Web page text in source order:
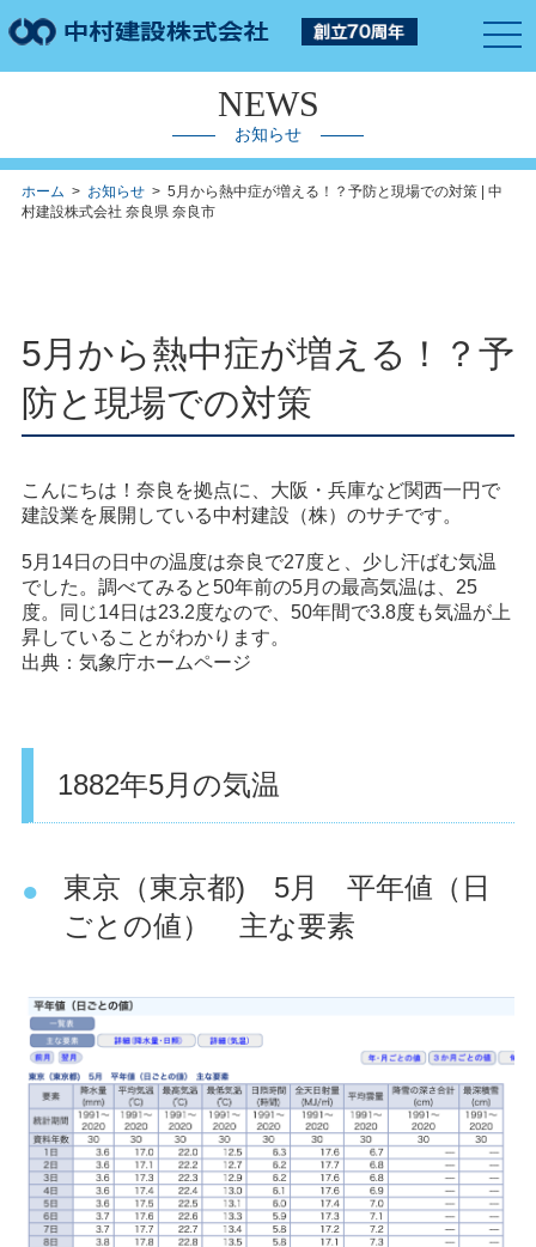
NEWS
お知らせ
ホーム > お知らせ> 5月から熱中症が増える！？予防と現場での対策 | 中
村建設株式会社 奈良県 奈良市
5月から熱中症が増える！？予
防と現場での対策
こんにちは！奈良を拠点に、大阪・兵庫など関西一円で
建設業を展開している中村建設（株）のサチです。
5月14日の日中の温度は奈良で27度と、少し汗ばむ気温
でした。調べてみると50年前の5月の最高気温は、25
度。同じ14日は23.2度なので、50年間で3.8度も気温が上
昇していることがわかります。
出典： 気象庁ホームページ
1882年5月の気温
東京（東京都) 5月 平年値（日
ごとの値） 主な要素